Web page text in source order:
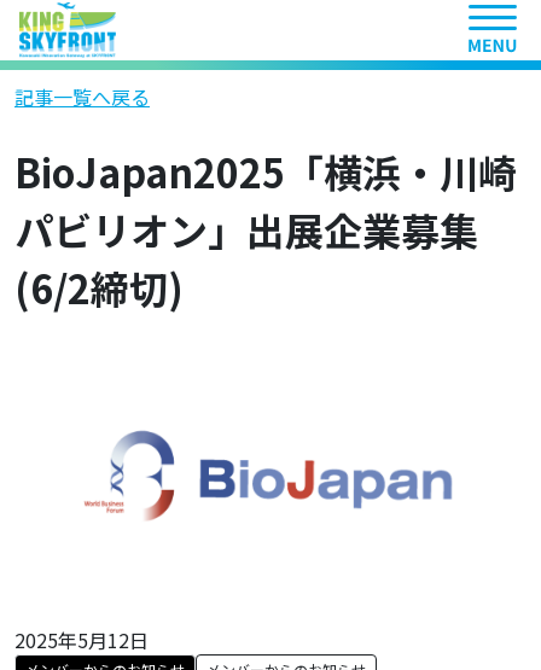
ヘッ
記事一覧へ戻る
BioJapan2025「横浜・川崎
パビリオン」出展企業募集
(6/2締切)
2025年5月12日